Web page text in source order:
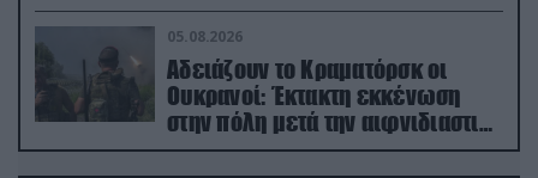
05.08.2026
Αδειάζουν το Κραματόρσκ οι
Ουκρανοί: Έκτακτη εκκένωση
στην πόλη μετά την αιφνιδιαστική
προώθηση των Ρώσων (βίντεο)